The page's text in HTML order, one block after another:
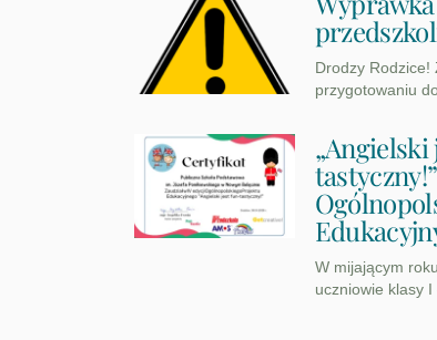
Drodzy Rodzice!
przygotowaniu
tastyczny!”
W mijającym
uczniowie klasy I